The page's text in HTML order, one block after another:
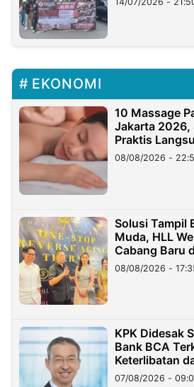
EKONOMI
10 Massage
Jakarta 2026,
Praktis
08/08/2026 -
Solusi Tampil
Muda, HLL
Cabang Baru
08/08/2026 -
KPK Didesak
Bank BCA
Keterlibatan
Hilangnya
07/08/2026 -